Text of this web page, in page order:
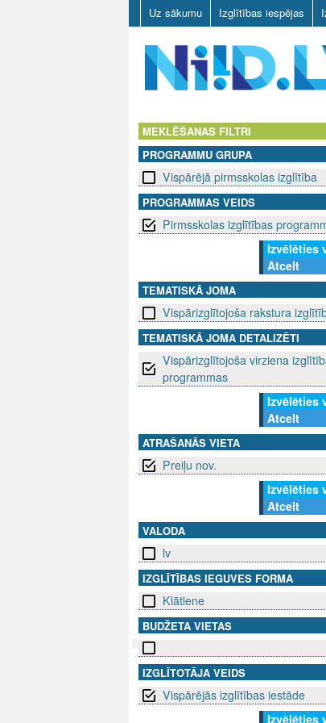
Uz sākumu Izglītības iespējas
D
V
MEKLĒŠANAS FILTRI
PROGRAMMU GRUPA
Vispārējā pirmsskolas izglītība
PROGRAMMAS VEIDS
Pirmsskolas izglītības
Izvēlēties
Atcelt
TEMATISKĀ JOMA
Vispārizglītojoša rakstura
TEMATISKĀ JOMA DETALIZĒTI
Vispārizglītojoša virziena
programmas
Izvēlēties
Atcelt
ATRAŠANĀS VIETA
Preiļu nov.
Izvēlēties
Atcelt
VALODA
lv
IZGLĪTĪBAS IEGUVES FORMA
Klātiene
BUDŽETA VIETAS
IZGLĪTOTĀJA VEIDS
Vispārējās izglītības iestāde
Izvēlēties
SEKO MUMS